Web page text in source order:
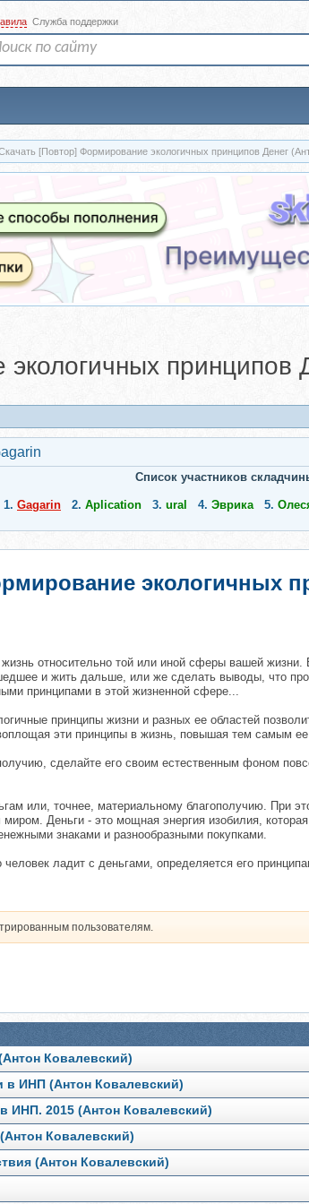
Служба поддержки
[Повтор] Формирование экологичных принципов Денег
принципов
Список участников
1. Gagarin 2. Aplication 3. ural 4. Эврика 5.
экологичных
относительно той или иной сферы вашей
и жить дальше, или же сделать выводы, что
принципами в этой жизненной сфере...
принципы жизни и разных ее областей
эти принципы в жизнь, повышая тем самым ее
сделайте его своим естественным фоном
или, точнее, материальному благополучию. При
Деньги - это мощная энергия изобилия,
знаками и разнообразными покупками.
человек ладит с деньгами, определяется его
пользователям.
Ковалевский)
ИНП (Антон Ковалевский)
ИНП. 2015 (Антон Ковалевский)
Ковалевский)
(Антон Ковалевский)